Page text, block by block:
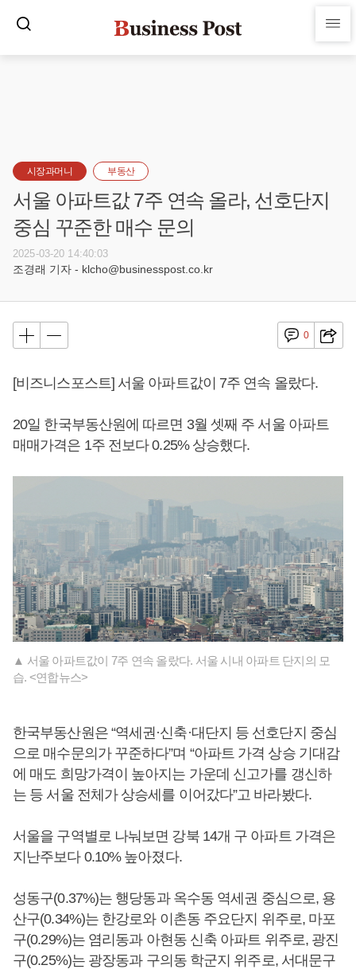
시장과머니 부동산
서울 아파트값 7주 연속 올라, 선호단지
중심 꾸준한 매수 문의
2025-03-20 14:40:03
조경래 기자 - klcho@businesspost.co.kr
0
[비즈니스포스트] 서울 아파트값이 7주 연속 올랐다.
20일 한국부동산원에 따르면 3월 셋째 주 서울 아파트
매매가격은 1주 전보다 0.25% 상승했다.
▲ 서울 아파트값이 7주 연속 올랐다. 서울 시내 아파트 단지의 모
습. <연합뉴스>
한국부동산원은 “역세권·신축·대단지 등 선호단지 중심
으로 매수문의가 꾸준하다”며 “아파트 가격 상승 기대감
에 매도 희망가격이 높아지는 가운데 신고가를 갱신하
는 등 서울 전체가 상승세를 이어갔다”고 바라봤다.
서울을 구역별로 나눠보면 강북 14개 구 아파트 가격은
지난주보다 0.10% 높아졌다.
성동구(0.37%)는 행당동과 옥수동 역세권 중심으로, 용
산구(0.34%)는 한강로와 이촌동 주요단지 위주로, 마포
구(0.29%)는 염리동과 아현동 신축 아파트 위주로, 광진
구(0.25%)는 광장동과 구의동 학군지 위주로, 서대문구